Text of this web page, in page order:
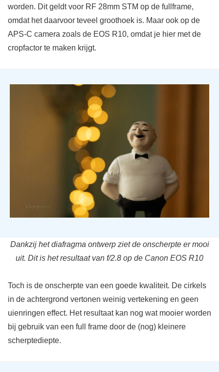
worden. Dit geldt voor RF 28mm STM op de fullframe,
omdat het daarvoor teveel groothoek is. Maar ook op de
APS-C camera zoals de EOS R10, omdat je hier met de
cropfactor te maken krijgt.
Dankzij het diafragma ontwerp ziet de onscherpte er mooi
uit. Dit is het resultaat van f/2.8 op de Canon EOS R10
Toch is de onscherpte van een goede kwaliteit. De cirkels
in de achtergrond vertonen weinig vertekening en geen
uienringen effect. Het resultaat kan nog wat mooier worden
bij gebruik van een full frame door de (nog) kleinere
scherptediepte.